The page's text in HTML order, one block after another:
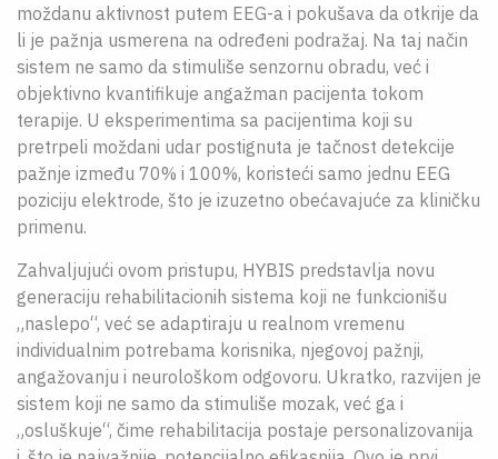
moždanu aktivnost putem EEG-a i pokušava da otkrije da
li je pažnja usmerena na određeni podražaj. Na taj način
sistem ne samo da stimuliše senzornu obradu, već i
objektivno kvantifikuje angažman pacijenta tokom
terapije. U eksperimentima sa pacijentima koji su
pretrpeli moždani udar postignuta je tačnost detekcije
pažnje između 70% i 100%, koristeći samo jednu EEG
poziciju elektrode, što je izuzetno obećavajuće za kliničku
primenu.
Zahvaljujući ovom pristupu, HYBIS predstavlja novu
generaciju rehabilitacionih sistema koji ne funkcionišu
„naslepo“, već se adaptiraju u realnom vremenu
individualnim potrebama korisnika, njegovoj pažnji,
angažovanju i neurološkom odgovoru. Ukratko, razvijen je
sistem koji ne samo da stimuliše mozak, već ga i
„osluškuje“, čime rehabilitacija postaje personalizovanija